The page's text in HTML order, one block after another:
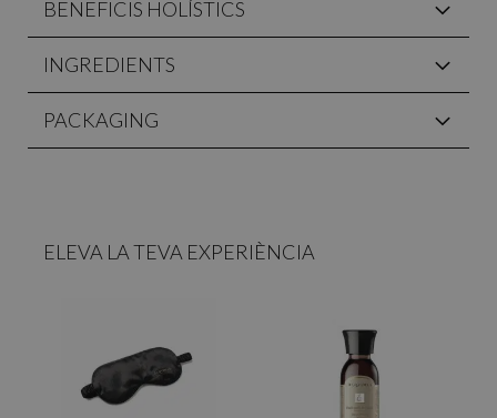
BENEFICIS HOLÍSTICS
INGREDIENTS
PACKAGING
ELEVA LA TEVA EXPERIÈNCIA